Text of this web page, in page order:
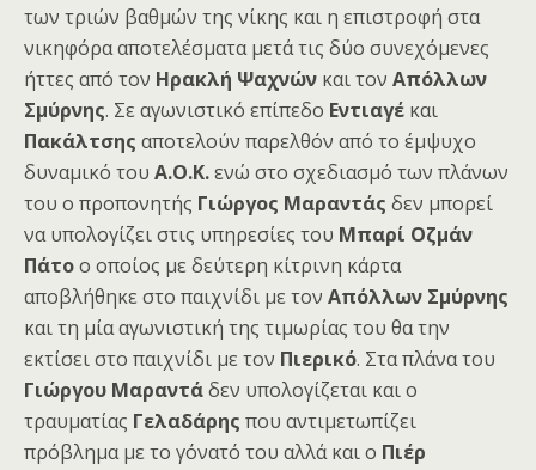
των τριών βαθμών της νίκης και η επιστροφή στα
νικηφόρα αποτελέσματα μετά τις δύο συνεχόμενες
ήττες από τον Ηρακλή Ψαχνών και τον Απόλλων
Σμύρνης. Σε αγωνιστικό επίπεδο Εντιαγέ και
Πακάλτσης αποτελούν παρελθόν από το έμψυχο
δυναμικό του Α.Ο.Κ.ενώ στο σχεδιασμό των πλάνων
του ο προπονητής Γιώργος Μαραντάς δεν μπορεί
να υπολογίζει στις υπηρεσίες του Μπαρί Οζμάν
Πάτοο οποίος με δεύτερη κίτρινη κάρτα
αποβλήθηκε στο παιχνίδι με τον Απόλλων Σμύρνης
και τη μία αγωνιστική της τιμωρίας του θα την
εκτίσει στο παιχνίδι με τον Πιερικό. Στα πλάνα του
Γιώργου Μαραντάδεν υπολογίζεται και ο
τραυματίας Γελαδάρης που αντιμετωπίζει
πρόβλημα με το γόνατό του αλλά και ο Πιέρ